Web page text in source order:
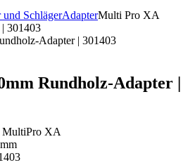
und SchlägerAdapterMulti Pro XA
301403
Rundholz-Adapter |
MultiPro XA